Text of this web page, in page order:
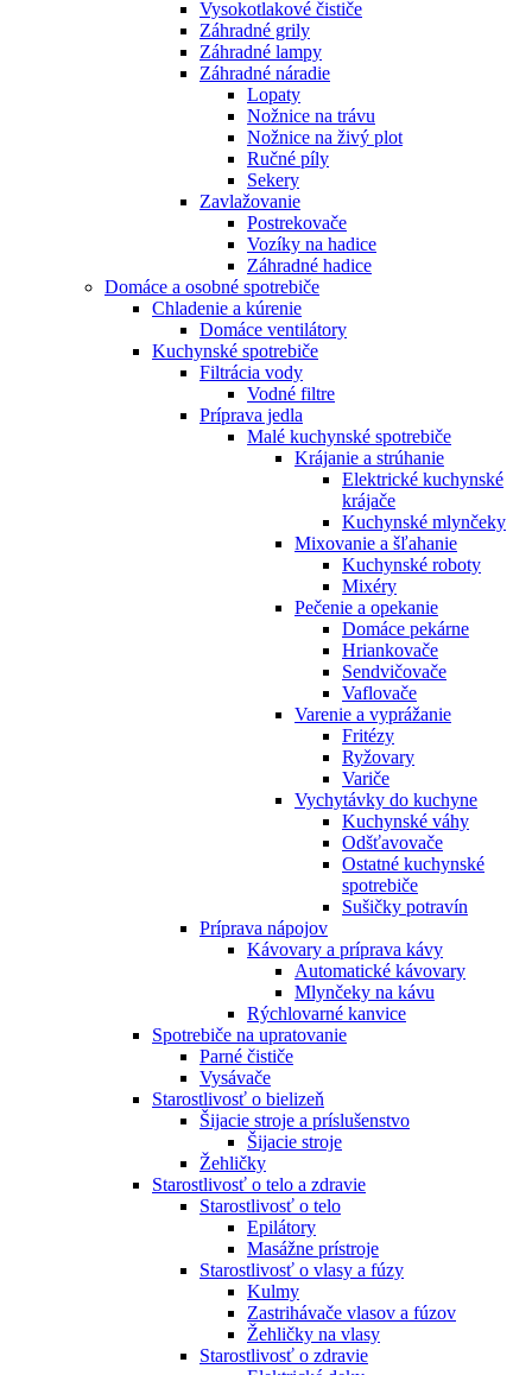
Vysokotlakové čističe
Záhradné grily
Záhradné lampy
Záhradné náradie
Lopaty
Nožnice na trávu
Nožnice na živý plot
Ručné píly
Sekery
Zavlažovanie
Postrekovače
Vozíky na hadice
Záhradné hadice
Domáce a osobné spotrebiče
Chladenie a kúrenie
Domáce ventilátory
Kuchynské spotrebiče
Filtrácia vody
Vodné filtre
Príprava jedla
Malé kuchynské spotrebiče
Krájanie a strúhanie
Elektrické kuchynské
krájače
Kuchynské mlynčeky
Mixovanie a šľahanie
Kuchynské roboty
Mixéry
Pečenie a opekanie
Domáce pekárne
Hriankovače
Sendvičovače
Vaflovače
Varenie a vyprážanie
Fritézy
Ryžovary
Variče
Vychytávky do kuchyne
Kuchynské váhy
Odšťavovače
Ostatné kuchynské
spotrebiče
Sušičky potravín
Príprava nápojov
Kávovary a príprava kávy
Automatické kávovary
Mlynčeky na kávu
Rýchlovarné kanvice
Spotrebiče na upratovanie
Parné čističe
Vysávače
Starostlivosť o bielizeň
Šijacie stroje a príslušenstvo
Šijacie stroje
Žehličky
Starostlivosť o telo a zdravie
Starostlivosť o telo
Epilátory
Masážne prístroje
Starostlivosť o vlasy a fúzy
Kulmy
Zastrihávače vlasov a fúzov
Žehličky na vlasy
Starostlivosť o zdravie